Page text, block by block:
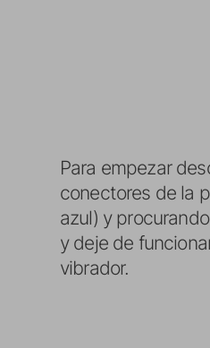
Para empezar
conectores de la
azul) y
y deje de
vibrador.